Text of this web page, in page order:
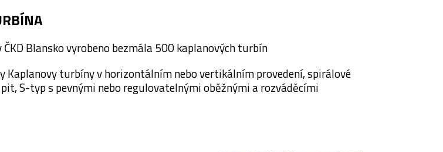
Blansko vyrobeno bezmála 500 kaplanových turbín
Kaplanovy turbíny v horizontálním nebo vertikálním provedení, spirálové
S-typ s pevnými nebo regulovatelnými oběžnými a rozváděcími